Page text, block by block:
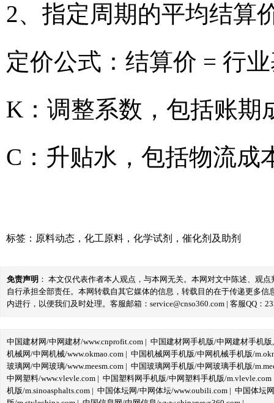
2、指定周期的平均结算
定价公式：结算价 = 行
K：调整系数，包括账期
C：升贴水，包括物流成
标签： 原料动态 ， 化工原料 ， 化学试剂 ， 催化剂及助剂
免责声明 ： 本文仅代表作者本人观点，与本网无关。本网对文中陈述、观
自行承担全部责任。本网转载自其它媒体的信息，转载目的在于传递更多
内进行，以便我们及时处理。客服邮箱：service@cnso360.com | 客服QQ：
中国建材网/中网建材/www.cnprofit.com | 中国建材网手机版/中网建材手机版
机械网/中网机械/www.okmao.com | 中国机械网手机版/中网机械手机版/
玻璃网/中网玻璃/www.meesm.com | 中国玻璃网手机版/中网玻璃手机版/
中网塑料/www.vlevle.com | 中国塑料网手机版/中网塑料手机版/m.vlevle.com
机版/m.sinoasphalts.com | 中国体坛网/中网体坛/www.oubili.com | 中国体坛